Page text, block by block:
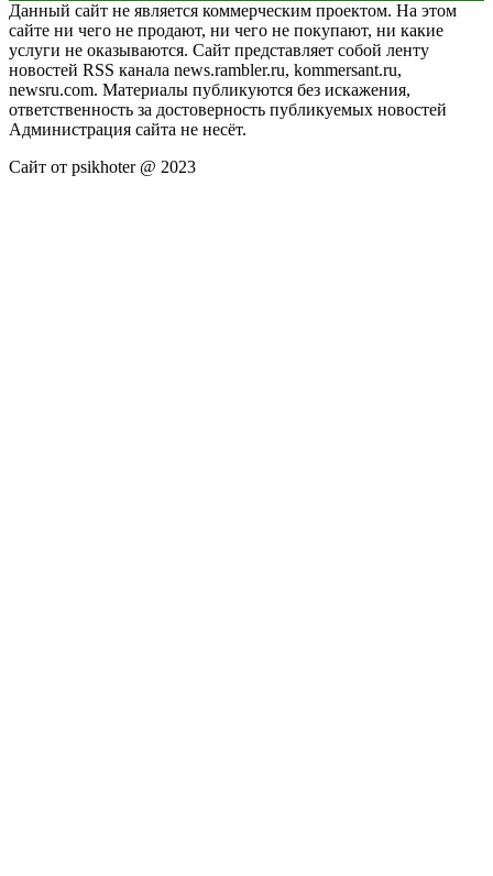
Данный сайт не является коммерческим проектом. На этом
сайте ни чего не продают, ни чего не покупают, ни какие
услуги не оказываются. Сайт представляет собой ленту
новостей RSS канала news.rambler.ru, kommersant.ru,
newsru.com. Материалы публикуются без искажения,
ответственность за достоверность публикуемых новостей
Администрация сайта не несёт.
Сайт от psikhoter @ 2023